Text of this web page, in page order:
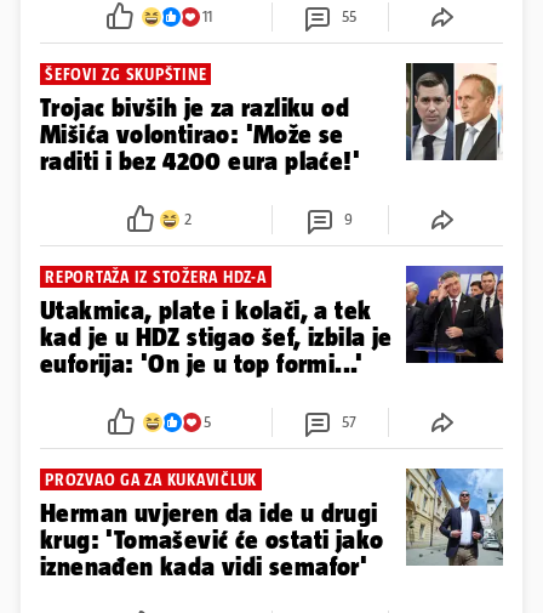
11 55
ŠEFOVI ZG SKUPŠTINE
Trojac bivših je za razliku od
Mišića volontirao: 'Može se
raditi i bez 4200 eura plaće!'
2 9
REPORTAŽA IZ STOŽERA HDZ-A
Utakmica, plate i kolači, a tek
kad je u HDZ stigao šef, izbila je
euforija: 'On je u top formi...'
5 57
PROZVAO GA ZA KUKAVIČLUK
Herman uvjeren da ide u drugi
krug: 'Tomašević će ostati jako
iznenađen kada vidi semafor'